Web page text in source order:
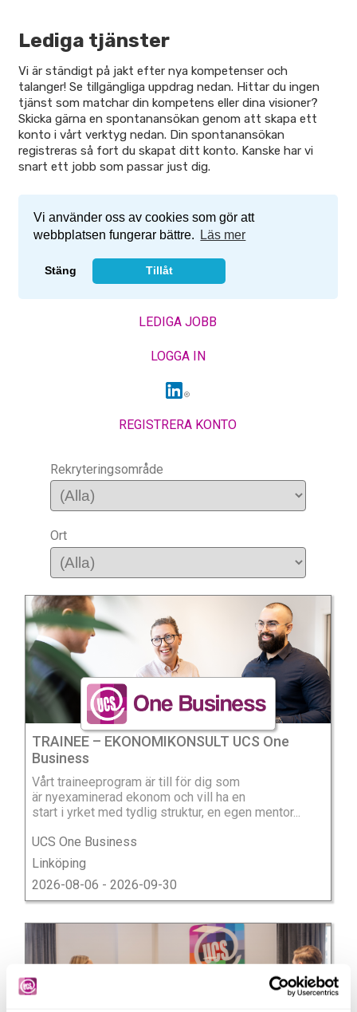
Lediga tjänster
Vi är ständigt på jakt efter nya kompetenser och
talanger! Se tillgängliga uppdrag nedan. Hittar du ingen
tjänst som matchar din kompetens eller dina visioner?
Skicka gärna en spontanansökan genom att skapa ett
konto i vårt verktyg nedan. Din spontanansökan
registreras så fort du skapat ditt konto. Kanske har vi
snart ett jobb som passar just dig.